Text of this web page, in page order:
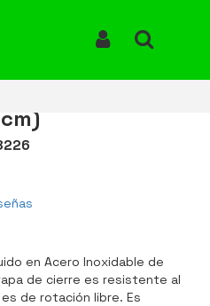
Acero Inoxidable Bobrick B-
Liquido
Bobrick B-
en Acero Inoxidable de
de cierre es resistente al
de rotación libre. Es